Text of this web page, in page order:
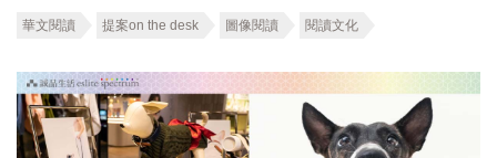
華文閱讀 提案on the desk 圖像閱讀 閱讀文化